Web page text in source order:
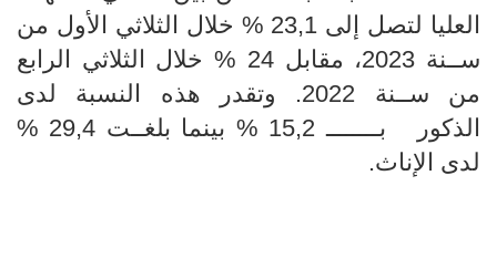
العليا لتصل إلى 23,1 % خلال الثلاثي الأول من
ســنة 2023، مقابل 24 % خلال الثلاثي الرابع
من ســنة 2022. وتقدر هذه النسبة لدى
الذكور بــــــــ 15,2 % بينما بلغــت 29,4 %
لدى الإناث.